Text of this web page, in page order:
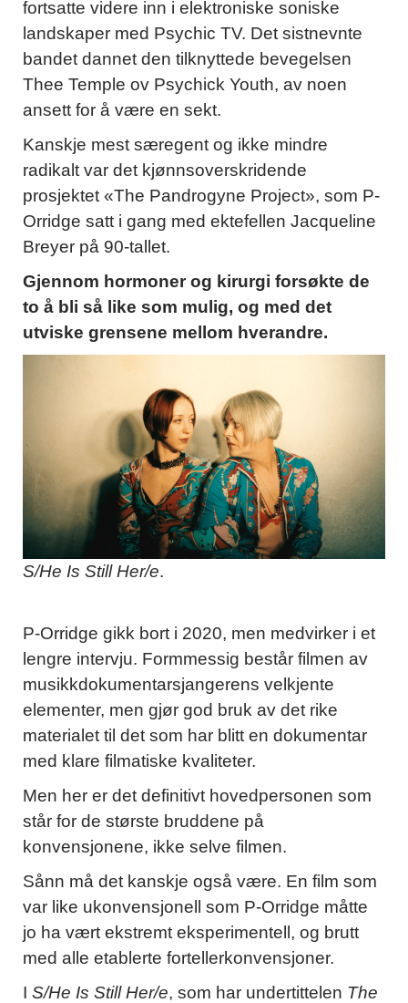
fortsatte videre inn i elektroniske soniske
landskaper med Psychic TV. Det sistnevnte
bandet dannet den tilknyttede bevegelsen
Thee Temple ov Psychick Youth, av noen
ansett for å være en sekt.
Kanskje mest særegent og ikke mindre
radikalt var det kjønnsoverskridende
prosjektet «The Pandrogyne Project», som P-
Orridge satt i gang med ektefellen Jacqueline
Breyer på 90-tallet.
Gjennom hormoner og kirurgi forsøkte de
to å bli så like som mulig, og med det
utviske grensene mellom hverandre.
S/He Is Still Her/e.
P-Orridge gikk bort i 2020, men medvirker i et
lengre intervju. Formmessig består filmen av
musikkdokumentarsjangerens velkjente
elementer, men gjør god bruk av det rike
materialet til det som har blitt en dokumentar
med klare filmatiske kvaliteter.
Men her er det definitivt hovedpersonen som
står for de største bruddene på
konvensjonene, ikke selve filmen.
Sånn må det kanskje også være. En film som
var like ukonvensjonell som P-Orridge måtte
jo ha vært ekstremt eksperimentell, og brutt
med alle etablerte fortellerkonvensjoner.
I S/He Is Still Her/e, som har undertittelen The